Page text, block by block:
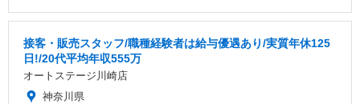
接客・販売スタッフ/職種経験者は給与優遇あり/実質年休125
日!/20代平均年収555万
オートステージ川崎店
神奈川県